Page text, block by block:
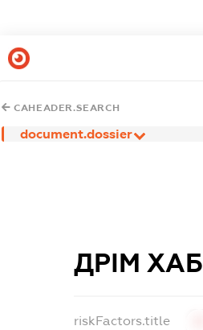
CAHEADER.SEARCH
document.dossier
ДРІМ ХАБ
riskFactors.title